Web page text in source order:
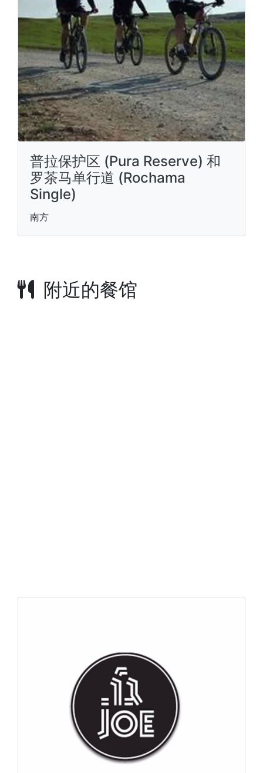
普拉保护区 (Pura Reserve) 和
罗茶马单行道 (Rochama
Single)
南方
附近的餐馆